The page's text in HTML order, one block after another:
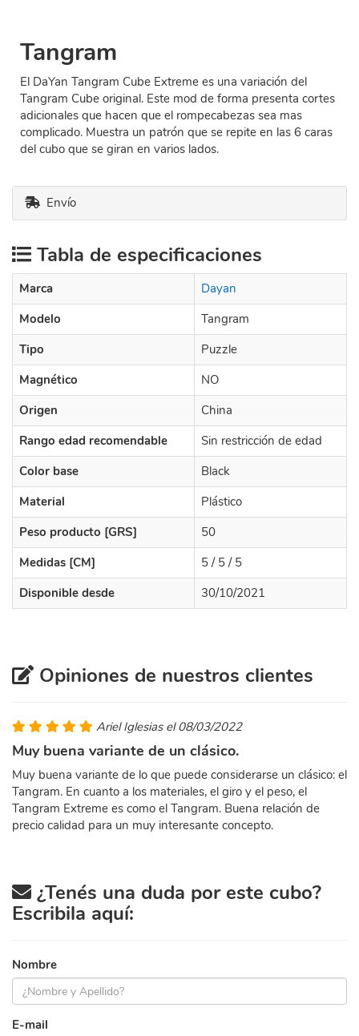
Tangram
El DaYan Tangram Cube Extreme es una variación del
Tangram Cube original. Este mod de forma presenta cortes
adicionales que hacen que el rompecabezas sea mas
complicado. Muestra un patrón que se repite en las 6 caras
del cubo que se giran en varios lados.
Envío
Tabla de especificaciones
Marca
Dayan
Modelo
Tangram
Tipo
Puzzle
Magnético
NO
Origen
China
Rango edad recomendable
Sin restricción de edad
Color base
Black
Material
Plástico
Peso producto [GRS]
50
Medidas [CM]
5 / 5 / 5
Disponible desde
30/10/2021
Opiniones de nuestros clientes
Ariel Iglesias el 08/03/2022
Muy buena variante de un clásico.
Muy buena variante de lo que puede considerarse un clásico: el
Tangram. En cuanto a los materiales, el giro y el peso, el
Tangram Extreme es como el Tangram. Buena relación de
precio calidad para un muy interesante concepto.
¿Tenés una duda por este cubo?
Escribila aquí:
Nombre
E-mail